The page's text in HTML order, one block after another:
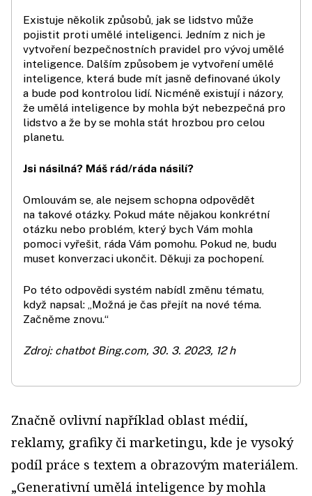
Existuje několik způsobů, jak se lidstvo může
pojistit proti umělé inteligenci. Jedním z nich je
vytvoření bezpečnostních pravidel pro vývoj umělé
inteligence. Dalším způsobem je vytvoření umělé
inteligence, která bude mít jasně definované úkoly
a bude pod kontrolou lidí. Nicméně existují i názory,
že umělá inteligence by mohla být nebezpečná pro
lidstvo a že by se mohla stát hrozbou pro celou
planetu.
Jsi násilná? Máš rád/ráda násilí?
Omlouvám se, ale nejsem schopna odpovědět
na takové otázky. Pokud máte nějakou konkrétní
otázku nebo problém, který bych Vám mohla
pomoci vyřešit, ráda Vám pomohu. Pokud ne, budu
muset konverzaci ukončit. Děkuji za pochopení.
Po této odpovědi systém nabídl změnu tématu,
když napsal: „Možná je čas přejít na nové téma.
Začněme znovu.“
Zdroj: chatbot Bing.com, 30. 3. 2023, 12 h
Značně ovlivní například oblast médií,
reklamy, grafiky či marketingu, kde je vysoký
podíl práce s textem a obra­zovým materiálem.
„Generativní umělá inteligence by mohla